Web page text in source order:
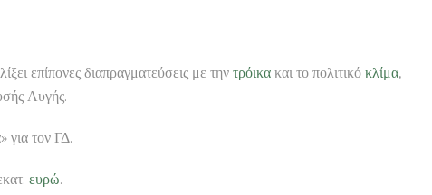
επίπονες διαπραγματεύσεις με την τρόικα και το πολιτικό κλίμα,
Αυγής.
για τον ΓΔ.
ευρώ.